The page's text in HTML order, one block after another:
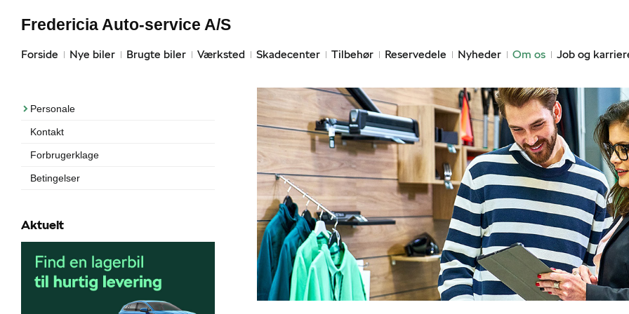
Forside Nye biler Brugte biler Værksted Skadecenter Tilbehør Reservedele Nyheder Om os Job og
Fredericia Auto-service A/S
Personale
Kontakt
Forbrugerklage
Betingelser
Aktuelt